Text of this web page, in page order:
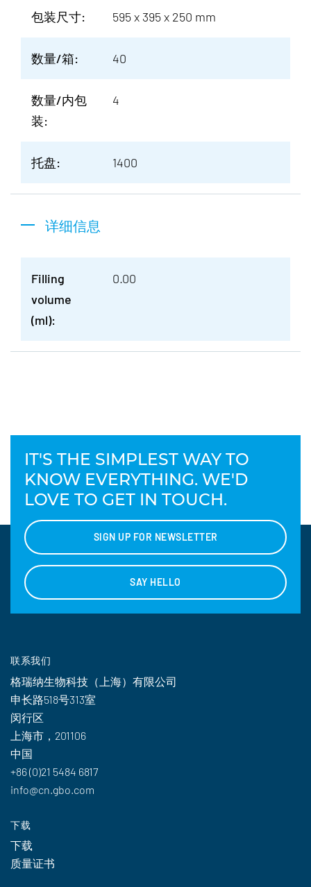
包装尺寸: 595 x 395 x 250 mm
数量/箱: 40
数量/内包
装:
4
托盘: 1400
详细信息
Filling
volume
(ml):
0.00
IT'S THE SIMPLEST WAY TO
KNOW EVERYTHING. WE'D
LOVE TO GET IN TOUCH.
SIGN UP FOR NEWSLETTER
SAY HELLO
联系我们
格瑞纳生物科技（上海）有限公司
申长路518号313室
闵行区
上海市，201106
中国
+86 (0)21 5484 6817
info@cn.gbo.com
下载
下载
质量证书